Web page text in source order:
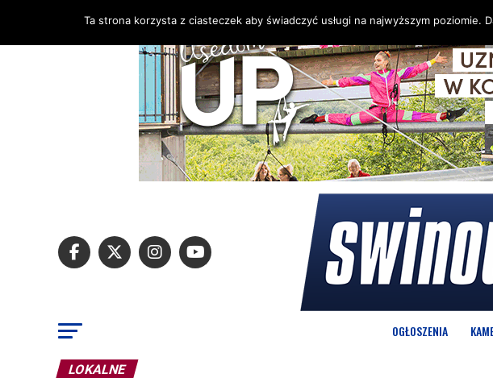
OGŁOSZENIA
LOKALNE
Ta strona korzysta z ciasteczek aby świadczyć usługi na najwyższym